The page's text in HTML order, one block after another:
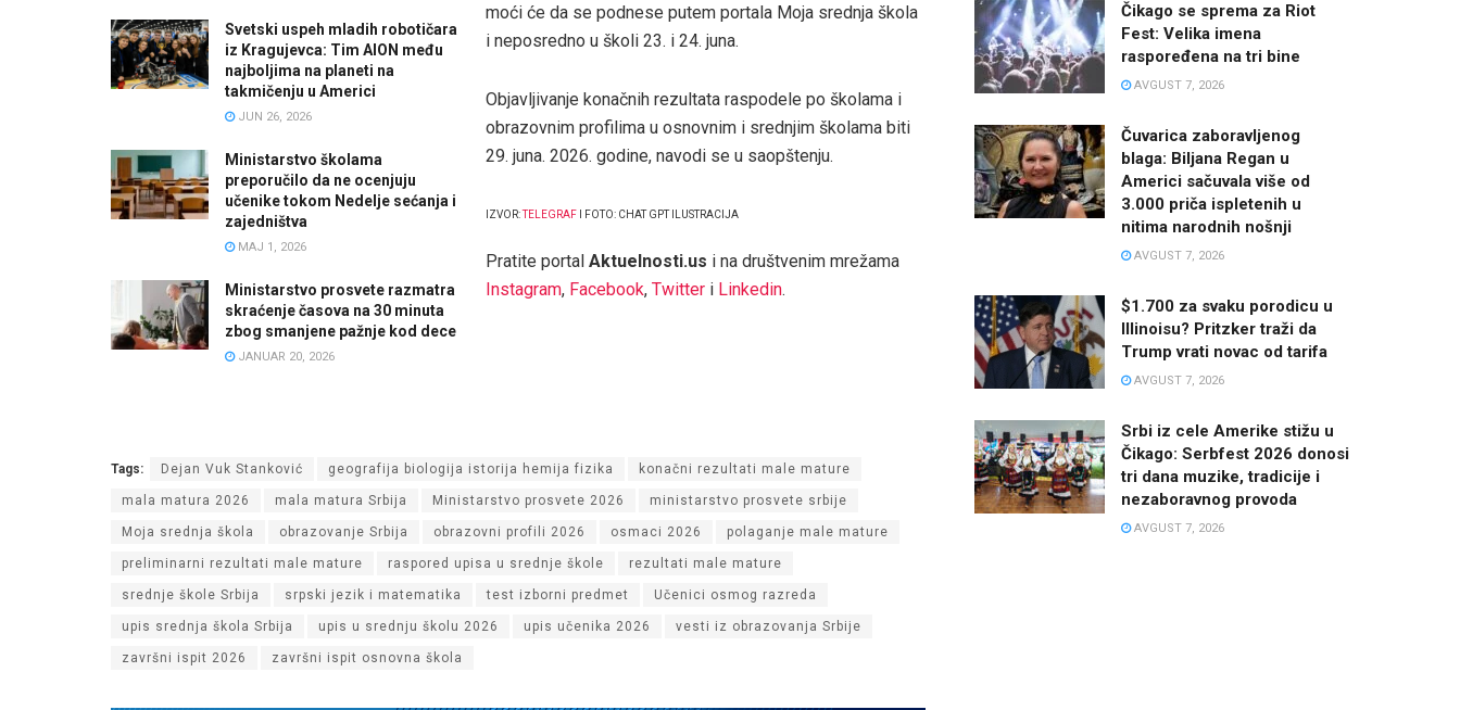
Svetski uspeh mladih robotičara
iz Kragujevca: Tim AION među
najboljima na planeti na
takmičenju u Americi
JUN 26, 2026
Ministarstvo školama
preporučilo da ne ocenjuju
učenike tokom Nedelje sećanja i
zajedništva
MAJ 1, 2026
Ministarstvo prosvete razmatra
skraćenje časova na 30 minuta
zbog smanjene pažnje kod dece
JANUAR 20, 2026
moći će da se podnese putem portala Moja srednja škola
i neposredno u školi 23. i 24. juna.
Objavljivanje konačnih rezultata raspodele po školama i
obrazovnim profilima u osnovnim i srednjim školama biti
29. juna. 2026. godine, navodi se u saopštenju.
IZVOR:TELEGRAF I FOTO: CHAT GPT ILUSTRACIJA
Pratite portal Aktuelnosti.us i na društvenim mrežama
Instagram, Facebook, Twitter i Linkedin.
Tags: Dejan Vuk Stanković geografija biologija istorija hemija fizika konačni rezultati male mature
mala matura 2026 mala matura Srbija Ministarstvo prosvete 2026 ministarstvo prosvete srbije
Moja srednja škola obrazovanje Srbija obrazovni profili 2026 osmaci 2026 polaganje male mature
preliminarni rezultati male mature raspored upisa u srednje škole rezultati male mature
srednje škole Srbija srpski jezik i matematika test izborni predmet Učenici osmog razreda
upis srednja škola Srbija upis u srednju školu 2026 upis učenika 2026 vesti iz obrazovanja Srbije
završni ispit 2026 završni ispit osnovna škola
Čikago se sprema za Riot
Fest: Velika imena
raspoređena na tri bine
AVGUST 7, 2026
Čuvarica zaboravljenog
blaga: Biljana Regan u
Americi sačuvala više od
3.000 priča ispletenih u
nitima narodnih nošnji
AVGUST 7, 2026
$1.700 za svaku porodicu u
Illinoisu? Pritzker traži da
Trump vrati novac od tarifa
AVGUST 7, 2026
Srbi iz cele Amerike stižu u
Čikago: Serbfest 2026 donosi
tri dana muzike, tradicije i
nezaboravnog provoda
AVGUST 7, 2026